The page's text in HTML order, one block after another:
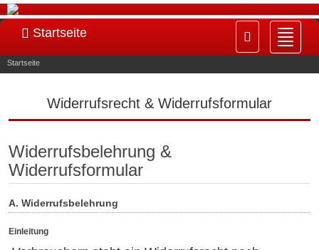
ein-/
Startseite
Startseite
Widerrufsrecht & Widerrufsformular
Widerrufsbelehrung &
Widerrufsformular
A. Widerrufsbelehrung
Einleitung